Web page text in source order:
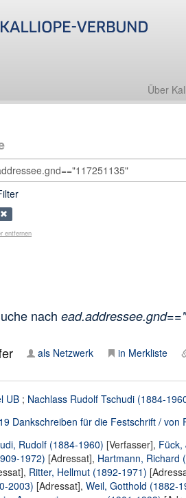
Über
entfernen
nach
als Netzwerk in Merkliste
UB ; Nachlass Rudolf Tschudi (1884-
19 Dankschreiben für die Festschrift / von
Rudolf (1884-1960) [Verfasser], Fück,
1972) [Adressat], Hartmann, Richard
Ritter, Hellmut (1892-1971)
2003) [Adressat], Weil, Gotthold (1882-